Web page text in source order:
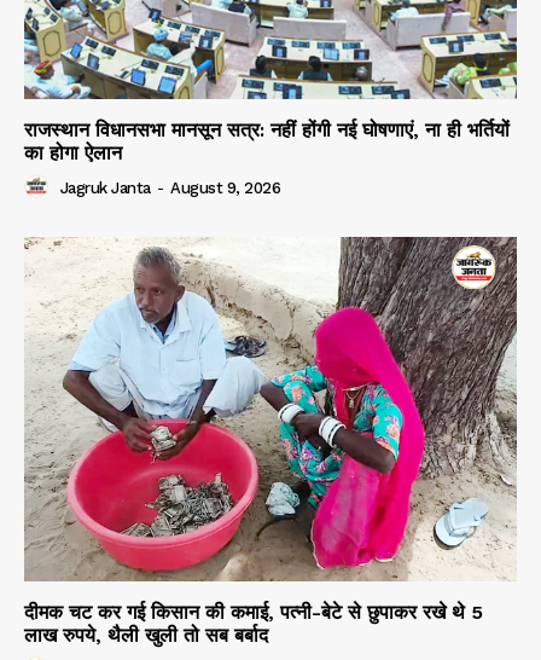
राजस्थान विधानसभा मानसून सत्र: नहीं होंगी नई घोषणाएं, ना ही भर्तियों
का होगा ऐलान
Jagruk Janta - August 9, 2026
दीमक चट कर गई किसान की कमाई, पत्नी-बेटे से छुपाकर रखे थे 5
लाख रुपये, थैली खुली तो सब बर्बाद